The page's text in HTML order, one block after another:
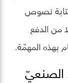
نصوص
من الدفع
بهذه المهمّة.
الصنعيّ